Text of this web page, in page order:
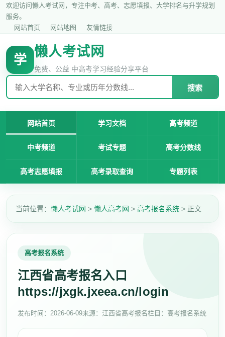
欢迎访问懒人考试网，专注中考、高考、志愿填报、大学排名与升学规划
服务。
网站首页
网站地图 友情链接
学
懒人考试网
免费、公益 中高考学习经验分享平台
搜索
网站首页 学习文档 高考频道
中考频道 考试专题 高考分数线
高考志愿填报 高考录取查询 专题列表
当前位置： 懒人考试网 > 懒人高考网 > 高考报名系统 > 正文
高考报名系统
江西省高考报名入口
https://jxgk.jxeea.cn/login
发布时间：2026-06-09来源：江西省高考报名栏目：高考报名系统